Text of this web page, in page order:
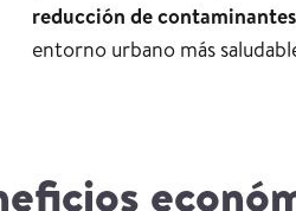
reducción de
entorno urbano más